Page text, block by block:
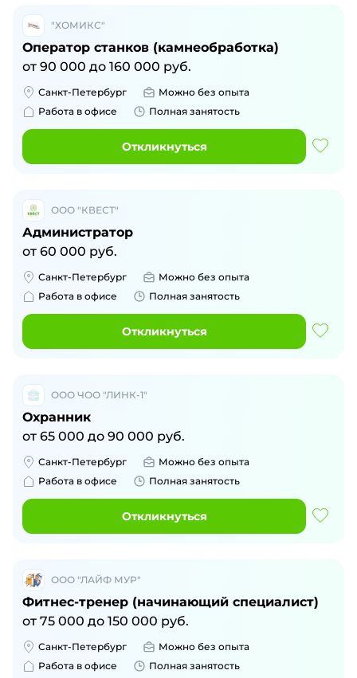
"ХОМИКС"
Оператор станков (камнеобработка)
от 90 000 до 160 000 руб.
Санкт-Петербург
Можно без опыта
Работа в офисе
Полная занятость
Откликнуться
ООО "КВЕСТ"
Администратор
от 60 000 руб.
Санкт-Петербург
Можно без опыта
Работа в офисе
Полная занятость
Откликнуться
ООО ЧОО "ЛИНК-1"
Охранник
от 65 000 до 90 000 руб.
Санкт-Петербург
Можно без опыта
Работа в офисе
Полная занятость
Откликнуться
ООО "ЛАЙФ МУР"
Фитнес-тренер (начинающий специалист)
от 75 000 до 150 000 руб.
Санкт-Петербург
Можно без опыта
Работа в офисе
Полная занятость